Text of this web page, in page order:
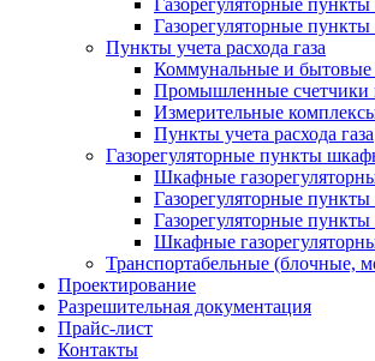
Газорегуляторные
Газорегуляторные
Пункты учета расхода газа
Коммунальные и бытовые
Промышленные счетчики
Измерительные
Пункты учета расхода газа
Газорегуляторные пункты
Шкафные
Газорегуляторные
Газорегуляторные
Шкафные
Транспортабельные (блочные,
Проектирование
Разрешительная документация
Прайс-лист
Контакты